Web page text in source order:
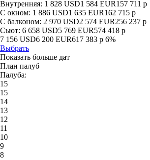
Внутренняя: 1 828 USD1 584 EUR157 711 р
С окном: 1 886 USD1 635 EUR162 715 р
С балконом: 2 970 USD2 574 EUR256 237 р
Сьют: 6 658 USD5 769 EUR574 418 р
7 156 USD6 200 EUR617 383 р 6%
Выбрать
Показать больше дат
План палуб
Палуба:
15
15
14
13
12
11
10
9
8